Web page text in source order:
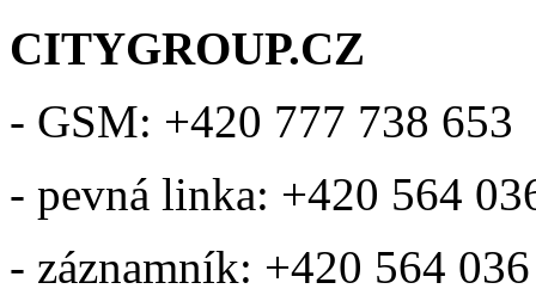
CITYGROUP.CZ
- GSM: +420 777 738 653
- pevná linka: +420 564
- záznamník: +420 564